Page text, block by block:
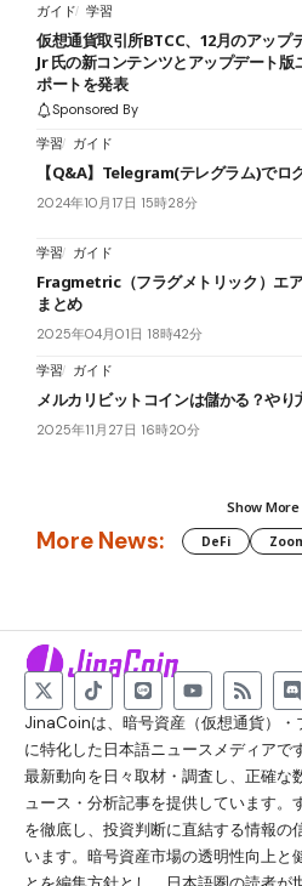
ガイド 学習
仮想通貨取引所BTCC、12月のアッ
Jr 氏の新コンテンツとアップデート
ポートを発表
Sponsored By
学習
ガイド
【Q&A】Telegram(テレグラム)でロ
2024年10月17日 15時28分
学習 ガイド
Fragmetric（フラグメトリック）エ
まとめ
2025年04月01日 18時42分
学習 ガイド
メルカリビットコインは儲かる？やり
2025年11月27日 16時20分
Show More
More News: DeFi
JinaCoinは、暗号資産（仮想通貨）
に特化した日本語ニュースメディアで
最新動向を日々取材・調査し、正確な
ュース・分析記事を提供しています。
を徹底し、投資判断に直結する情報の
います。暗号資産市場の透明性向上と